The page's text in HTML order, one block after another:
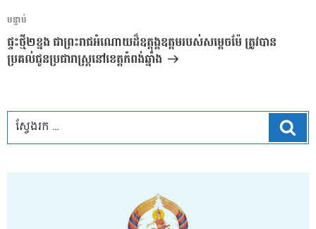
អត្ថបទ
បន្ទាប់
បន្ទាប់
ផ្ទះថ្មី​២ខ្នង​ ជាព្រះរាជអំណោយដ៏ឧត្តុង្គឧត្តម​របស់សម្តេចម៉ែ ត្រូវបាន
ប្រគល់ជូនប្រជារាស្ត្រ​នៅ​ខេត្តកំពង់ឆ្នាំង